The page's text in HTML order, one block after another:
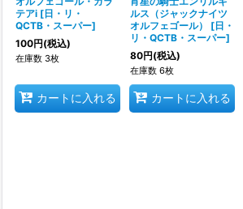
テアi [日・リ・
QCTB・スーパー]
100円(税込)
在庫数 3枚
カートに入れる
ルス（ジャックナイツ
オルフェゴール）
[日・
リ・QCTB・スーパー]
80円(税込)
在庫数 6枚
カートに入れる